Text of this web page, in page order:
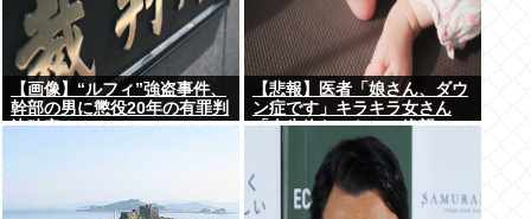
【画像】“ルフィ”強盗事件、
幹部の男に懲役20年の有罪判
決確定！！！
【悲報】医者「娘さん、ダウ
ン症です」キラキラ女さん
「人生終わった」⇒絶望
へ！！！！